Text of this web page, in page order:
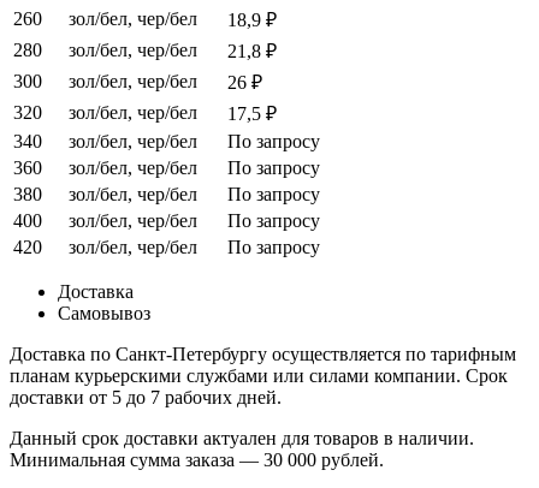
260
зол/бел, чер/бел
18,9 ₽
280
зол/бел, чер/бел
21,8 ₽
300
зол/бел, чер/бел
26 ₽
320
зол/бел, чер/бел
17,5 ₽
340
зол/бел, чер/бел
По запросу
360
зол/бел, чер/бел
По запросу
380
зол/бел, чер/бел
По запросу
400
зол/бел, чер/бел
По запросу
420
зол/бел, чер/бел По запросу
Доставка
Самовывоз
Доставка по Санкт-Петербургу осуществляется по тарифным
планам курьерскими службами или силами компании. Срок
доставки от 5 до 7 рабочих дней.
Данный срок доставки актуален для товаров в наличии.
Минимальная сумма заказа — 30 000 рублей.